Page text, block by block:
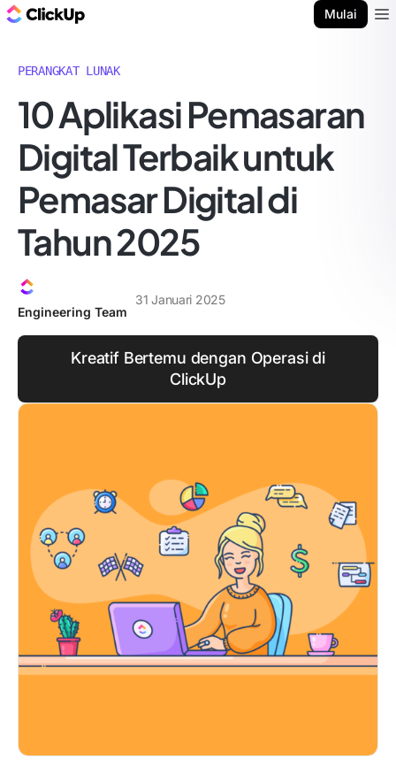
Mulai
PERANGKAT LUNAK
10 Aplikasi Pemasaran
Digital Terbaik untuk
Pemasar Digital di
Tahun 2025
Engineering Team
31 Januari 2025
Kreatif Bertemu dengan Operasi di
ClickUp